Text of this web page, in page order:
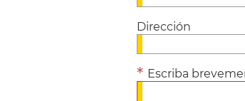
Dirección
Escriba